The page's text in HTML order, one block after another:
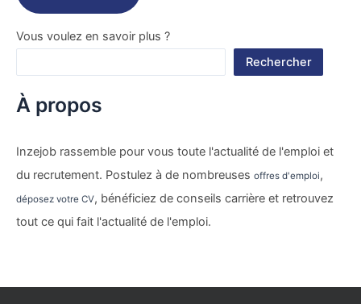
Vous voulez en savoir plus ?
Rechercher
À propos
Inzejob rassemble pour vous toute l'actualité de l'emploi et
du recrutement. Postulez à de nombreuses offres d'emploi,
déposez votre CV, bénéficiez de conseils carrière et retrouvez
tout ce qui fait l'actualité de l'emploi.